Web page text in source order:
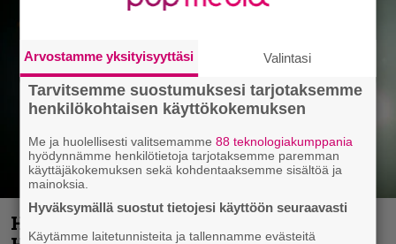
Helloween- ja Gamma Ray -mies Kai
Arvostamme yksityisyyttäsi Valintasi
Tarvitsemme suostumuksesi tarjotaksemme
henkilökohtaisen käyttökokemuksen
Me ja huolellisesti valitsemamme88 teknologiakumppania
hyödynnämme henkilötietoja tarjotaksemme paremman
käyttäjäkokemuksen sekä kohdentaaksemme sisältöä ja
mainoksia.
Hyväksymällä suostut tietojesi käyttöön seuraavasti
Käytämme laitetunnisteita ja tallennamme evästeitä